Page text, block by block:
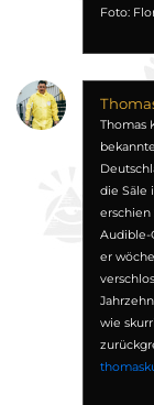
Foto:
Thomas
die Säle
erschien
Audible-
er
wie